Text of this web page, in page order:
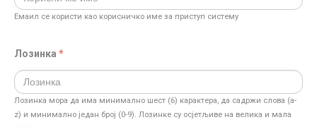
Eмаил се користи као корисничко име за приступ систему
Лозинка
Лозинка мора да има минимално шест (6) карактера, да садржи слова (a-
z) и минимално један број (0-9). Лозинке су осјетљиве на велика и мала